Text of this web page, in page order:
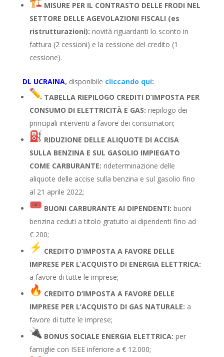
MISURE PER IL CONTRASTO DELLE FRODI NEL
SETTORE DELLE AGEVOLAZIONI FISCALI (es
ristrutturazioni): novità riguardanti lo sconto in
fattura (2 cessioni) e la cessione del credito (1
cessione).
DL UCRAINA, disponibile cliccando qui:
TABELLA RIEPILOGO CREDITI D’IMPOSTA PER
CONSUMO DI ELETTRICITÀ E GAS: riepilogo dei
principali interventi a favore dei consumatori;
RIDUZIONE DELLE ALIQUOTE DI ACCISA
SULLA BENZINA E SUL GASOLIO IMPIEGATO
COME CARBURANTE: rideterminazione delle
aliquote delle accise sulla benzina e sul gasolio fino
al 21 aprile 2022;
BUONI CARBURANTE AI DIPENDENTI: buoni
benzina ceduti a titolo gratuito ai dipendenti fino ad
€ 200;
CREDITO D’IMPOSTA A FAVORE DELLE
IMPRESE PER L’ACQUISTO DI ENERGIA ELETTRICA:
a favore di tutte le imprese;
CREDITO D’IMPOSTA A FAVORE DELLE
IMPRESE PER L’ACQUISTO DI GAS NATURALE: a
favore di tutte le imprese;
BONUS SOCIALE ENERGIA ELETTRICA: per
famiglie con ISEE inferiore a € 12.000;